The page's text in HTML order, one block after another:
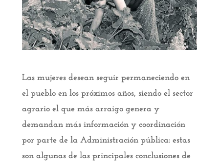
Las mujeres desean seguir permaneciendo en
el pueblo en los próximos años, siendo el sector
agrario el que más arraigo genera y
demandan más información y coordinación
por parte de la Administración pública: estas
son algunas de las principales conclusiones de